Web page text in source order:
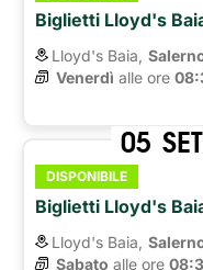
Biglietti Lloyd's
Lloyd's Baia,
Venerdì alle ore
05
DISPONIBILE
Biglietti Lloyd's
Lloyd's Baia,
Sabato alle ore